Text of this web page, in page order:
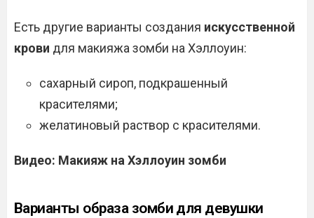
Есть другие варианты создания искусственной
крови для макияжа зомби на Хэллоуин:
сахарный сироп, подкрашенный
красителями;
желатиновый раствор с красителями.
Видео: Макияж на Хэллоуин зомби
Варианты образа зомби для девушки